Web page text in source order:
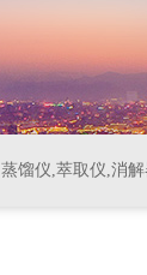
蒸馏仪,萃取仪,消